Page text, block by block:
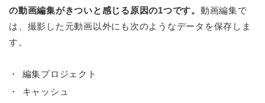
の動画編集がきついと感じる原因の1つです。 動画編集で
は、撮影した元動画以外にも次のようなデータを保存しま
す。
編集プロジェクト
キャッシュ